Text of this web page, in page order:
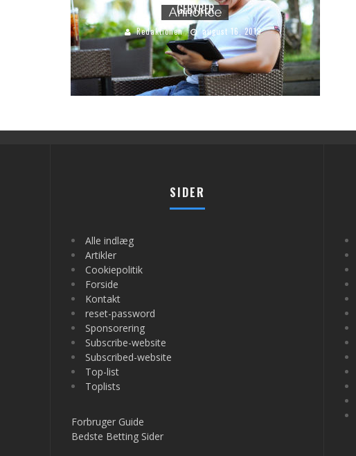
GEBYRER
Redaktionen august 16, 2019
SIDER
Alle indlæg
Artikler
Cookiepolitik
Forside
Kontakt
reset-password
Sponsorering
Subscribe-website
Subscribed-website
Top-list
Toplists
Forbruger Guide
Bedste Betting Sider